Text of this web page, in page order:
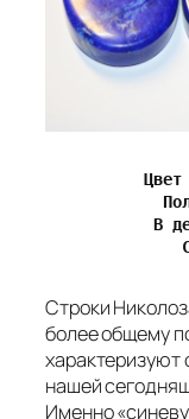
В
Строки
более общему
характеризуют
нашей
Именно